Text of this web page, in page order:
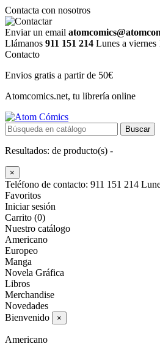
Contacta con nosotros
Enviar un email
Llámanos 911 151 214 Lunes a
Contacto
Envios gratis a partir de 50€
Atomcomics.net, tu librería online
Buscar
Resultados: de producto(s) -
×
Teléfono de contacto: 911 151 214
Favoritos
Iniciar sesión
Carrito (0)
Nuestro catálogo
Americano
Europeo
Manga
Novela Gráfica
Libros
Merchandise
Novedades
Bienvenido
×
Americano